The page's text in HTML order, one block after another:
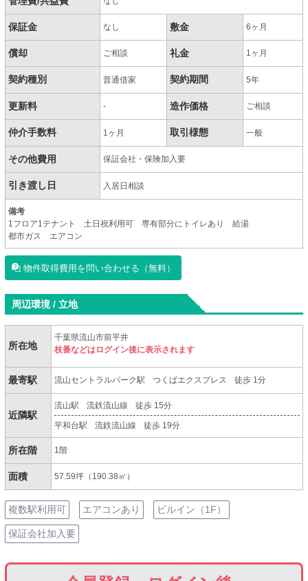
保証金 なし 敷金 6ヶ月
償却 ご相談 礼金 1ヶ月
契約種別 普通借家 契約期間 5年
更新料 - 造作価格 ご相談
仲介手数料 1ヶ月 取引様態 一般
その他費用 保証会社・保険加入要
引き渡し日 入居日相談
備考
1フロア1テナント 土日祝利用可 専有部分にトイレあり 給湯
都市ガス エアコン
物件取得費用を問い合わせる（無料）
周辺環境 / 立地
所在地
千葉県流山市前平井
枝番などはログイン後に表示されます
最寄駅 流山セントラルパーク駅 つくばエクスプレス 徒歩 1分
近隣駅
流山駅 流鉄流山線 徒歩 15分
平和台駅 流鉄流山線 徒歩 19分
所在階 1階
面積 57.59坪（190.38㎡）
複数駅利用可 エアコンあり ビルイン（1F）
保証会社加入要